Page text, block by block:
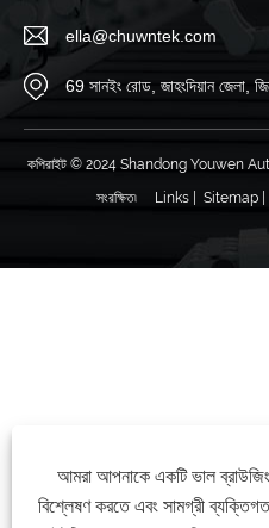
ella@chuwntek.com
69 সানইং রোড, জাহংদিয়ান জেলা,
কপিরাইট © 2024 Shandong Youwen
সংরক্ষিত৷
Links| Sitemap|
আমরা আপনাকে একটি ভাল ব্রাউজিং
বিশ্লেষণ করতে এবং সামগ্রী